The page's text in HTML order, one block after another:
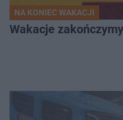
NA KONIEC WAKACJI
Wakacje